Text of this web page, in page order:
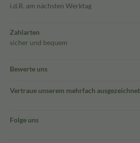
i.d.R. am nächsten Werktag
Zahlarten
sicher und bequem
Bewerte uns
Vertraue unserem mehrfach
Folge uns